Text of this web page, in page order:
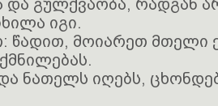
და გულქვაობა, რადგან
იგი.
წადით, მოიარეთ მთელი
და ნათელს იღებს,